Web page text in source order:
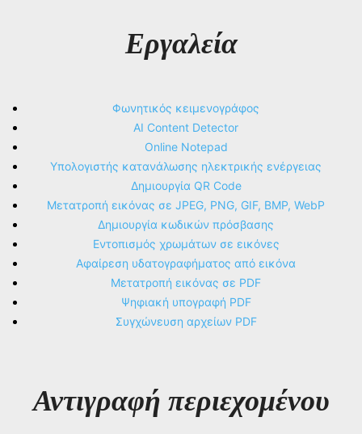
Εργαλεία
Φωνητικός κειμενογράφος
AI Content Detector
Online Notepad
Υπολογιστής κατανάλωσης ηλεκτρικής ενέργειας
Δημιουργία QR Code
Μετατροπή εικόνας σε JPEG, PNG, GIF, BMP, WebP
Δημιουργία κωδικών πρόσβασης
Εντοπισμός χρωμάτων σε εικόνες
Αφαίρεση υδατογραφήματος από εικόνα
Μετατροπή εικόνας σε PDF
Ψηφιακή υπογραφή PDF
Συγχώνευση αρχείων PDF
Αντιγραφή περιεχομένου